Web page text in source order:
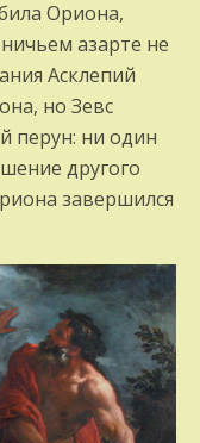
Ориона,
азарте не
Асклепий
но Зевс
перун: ни один
другого
завер­шился